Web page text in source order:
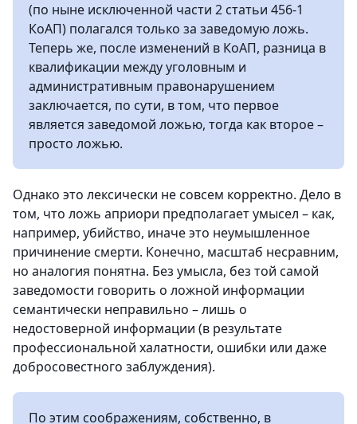
(по ныне исключенной части 2 статьи 456-1
КоАП) полагался только за заведомую ложь.
Теперь же, после изменений в КоАП, разница в
квалификации между уголовным и
административным правонарушением
заключается, по сути, в том, что первое
является заведомой ложью, тогда как второе –
просто ложью.
Однако это лексически не совсем корректно. Дело в
том, что ложь априори предполагает умысел – как,
например, убийство, иначе это неумышленное
причинение смерти. Конечно, масштаб несравним,
но аналогия понятна. Без умысла, без той самой
заведомости говорить о ложной информации
семантически неправильно – лишь о
недостоверной информации (в результате
профессиональной халатности, ошибки или даже
добросовестного заблуждения).
По этим соображениям, собственно, в